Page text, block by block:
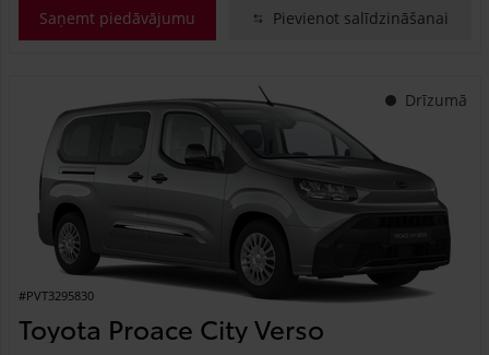
Saņemt piedāvājumu Pievienot salīdzināšanai
Drīzumā
#PVT3295830
Toyota Proace City Verso